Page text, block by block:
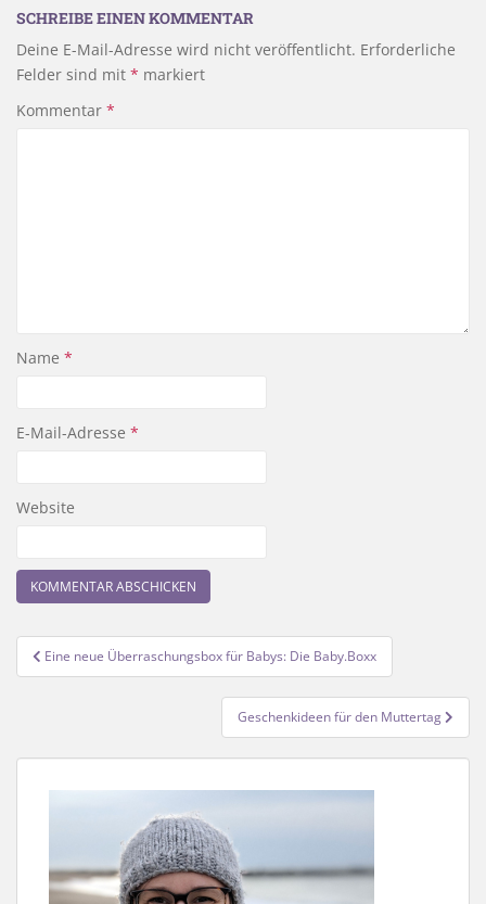
SCHREIBE EINEN KOMMENTAR
Deine E-Mail-Adresse wird nicht veröffentlicht. Erforderliche
Felder sind mit * markiert
Kommentar *
Name *
E-Mail-Adresse *
Website
Beitragsnavigation
Eine neue Überraschungsbox für Babys: Die Baby.Boxx
Geschenkideen für den Muttertag